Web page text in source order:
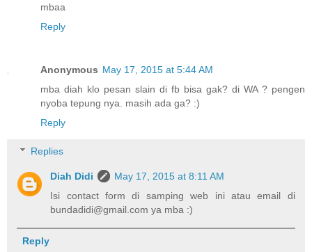
mbaa
Reply
Anonymous May 17, 2015 at 5:44 AM
mba diah klo pesan slain di fb bisa gak? di WA ? pengen
nyoba tepung nya. masih ada ga? :)
Reply
Replies
Diah Didi
May 17, 2015 at 8:11 AM
Isi contact form di samping web ini atau email di
bundadidi@gmail.com ya mba :)
Reply